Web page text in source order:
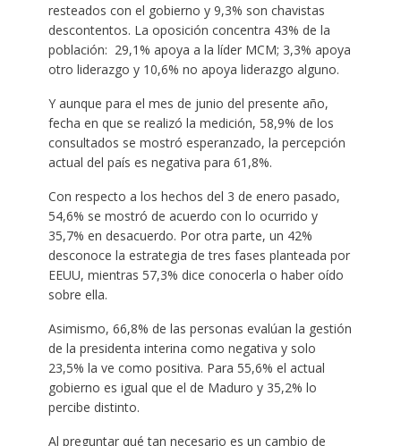
resteados con el gobierno y 9,3% son chavistas
descontentos. La oposición concentra 43% de la
población: 29,1% apoya a la líder MCM; 3,3% apoya
otro liderazgo y 10,6% no apoya liderazgo alguno.
Y aunque para el mes de junio del presente año,
fecha en que se realizó la medición, 58,9% de los
consultados se mostró esperanzado, la percepción
actual del país es negativa para 61,8%.
Con respecto a los hechos del 3 de enero pasado,
54,6% se mostró de acuerdo con lo ocurrido y
35,7% en desacuerdo. Por otra parte, un 42%
desconoce la estrategia de tres fases planteada por
EEUU, mientras 57,3% dice conocerla o haber oído
sobre ella.
Asimismo, 66,8% de las personas evalúan la gestión
de la presidenta interina como negativa y solo
23,5% la ve como positiva. Para 55,6% el actual
gobierno es igual que el de Maduro y 35,2% lo
percibe distinto.
Al preguntar qué tan necesario es un cambio de